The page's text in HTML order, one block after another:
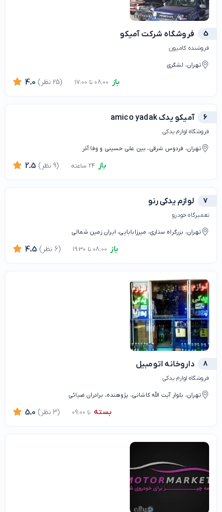
5 فروشگاه شرکت آمیکو
فروشنده کامیون
تهران، لشگری
باز 4.0 (25 نظر)
6 آمیکو یدک amico yadak
فروشگاه لوازم یدکی
تهران، فردوس شرقی، بین علی حسینی و وفا آذر
باز 2.5 (9 نظر)
7 لوازم یدکی رنو
تعمیرگاه خودرو
تهران، بزرگراه ستاری، میرزابابایی، ایران زمین شمالی
باز 4.5 (6 نظر)
8 داروخانه اتومبیل
فروشگاه لوازم یدکی
تهران، بلوار آیت الله کاشانی، پژوهنده، برادران ضیائی
بسته تا 09:00 5.0 (3 نظر)